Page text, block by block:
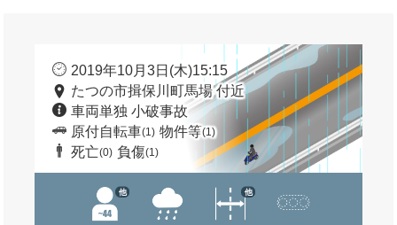
2019年10月3日(木)15:15
たつの市揖保川町馬場 付近
車両単独 小破事故
原付自転車(1) 物件等(1)
死亡(0) 負傷(1)
他 他